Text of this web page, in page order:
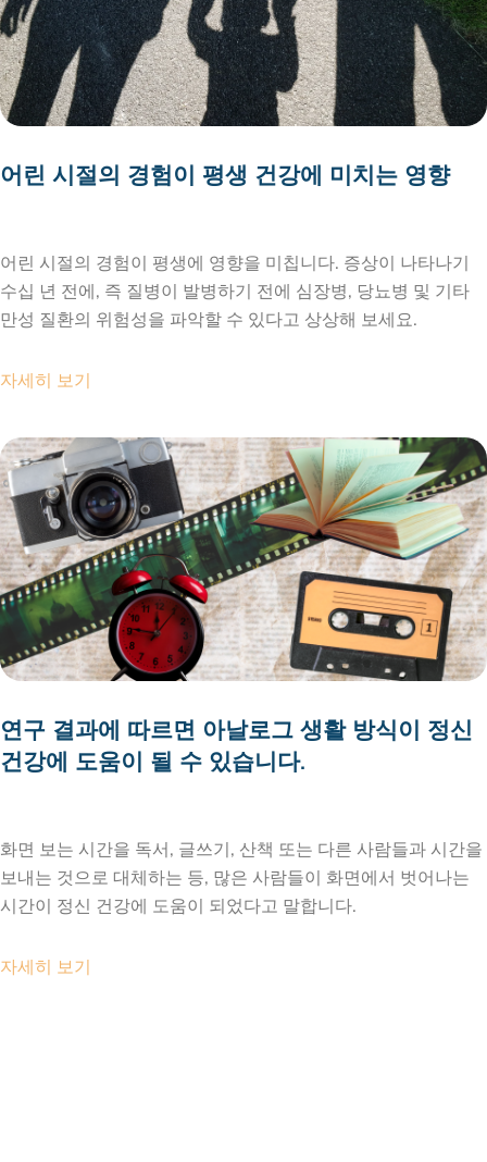
어린 시절의 경험이 평생 건강에 미치는 영향
어린 시절의 경험이 평생에 영향을 미칩니다. 증상이 나타나기
수십 년 전에, 즉 질병이 발병하기 전에 심장병, 당뇨병 및 기타
만성 질환의 위험성을 파악할 수 있다고 상상해 보세요.
자세히 보기
연구 결과에 따르면 아날로그 생활 방식이 정신
건강에 도움이 될 수 있습니다.
화면 보는 시간을 독서, 글쓰기, 산책 또는 다른 사람들과 시간을
보내는 것으로 대체하는 등, 많은 사람들이 화면에서 벗어나는
시간이 정신 건강에 도움이 되었다고 말합니다.
자세히 보기